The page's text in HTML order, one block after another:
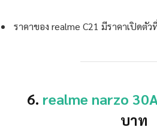
ราคาของ realme C21 มีราคาเปิดตั
6. realme narzo
บาท